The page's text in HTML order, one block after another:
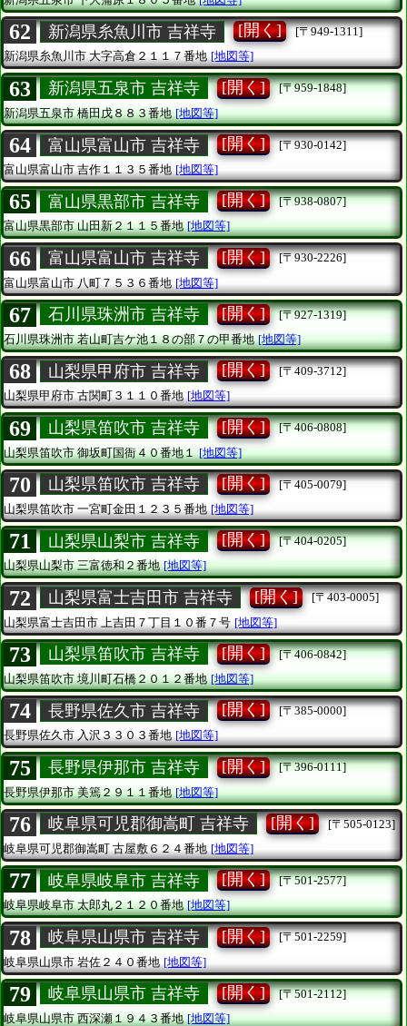
62 新潟県糸魚川市 吉祥寺 [開く]
[〒949-1311]
新潟県糸魚川市大字高倉２１１７番地 [地図等]
63 新潟県五泉市 吉祥寺 [開く]
[〒959-1848]
新潟県五泉市橋田戊８８３番地 [地図等]
64 富山県富山市 吉祥寺 [開く]
[〒930-0142]
富山県富山市吉作１１３５番地 [地図等]
65 富山県黒部市 吉祥寺 [開く]
[〒938-0807]
富山県黒部市山田新２１１５番地 [地図等]
66 富山県富山市 吉祥寺 [開く]
[〒930-2226]
富山県富山市 八町７５３６番地 [地図等]
67 石川県珠洲市 吉祥寺 [開く]
[〒927-1319]
石川県珠洲市若山町吉ケ池１８の部７の甲番地 [地図等]
68 山梨県甲府市 吉祥寺 [開く]
[〒409-3712]
山梨県甲府市古関町３１１０番地 [地図等]
69 山梨県笛吹市 吉祥寺 [開く]
[〒406-0808]
山梨県笛吹市御坂町国衙４０番地１ [地図等]
70 山梨県笛吹市 吉祥寺 [開く]
[〒405-0079]
山梨県笛吹市 一宮町金田１２３５番地 [地図等]
71 山梨県山梨市 吉祥寺 [開く]
[〒404-0205]
山梨県山梨市三富徳和２番地 [地図等]
72 山梨県富士吉田市 吉祥寺 [開く]
[〒403-0005]
山梨県富士吉田市 上吉田７丁目１０番７号 [地図等]
73 山梨県笛吹市 吉祥寺 [開く]
[〒406-0842]
山梨県笛吹市境川町石橋２０１２番地 [地図等]
74 長野県佐久市 吉祥寺 [開く]
[〒385-0000]
長野県佐久市入沢３３０３番地 [地図等]
75 長野県伊那市 吉祥寺 [開く]
[〒396-0111]
長野県伊那市美篶２９１１番地 [地図等]
76 岐阜県可児郡御嵩町 吉祥寺 [開く]
[〒505-0123]
岐阜県可児郡御嵩町 古屋敷６２４番地 [地図等]
77 岐阜県岐阜市 吉祥寺 [開く]
[〒501-2577]
岐阜県岐阜市太郎丸２１２０番地 [地図等]
78 岐阜県山県市 吉祥寺 [開く]
[〒501-2259]
岐阜県山県市 岩佐２４０番地 [地図等]
79 岐阜県山県市 吉祥寺 [開く]
[〒501-2112]
岐阜県山県市西深瀬１９４３番地 [地図等]